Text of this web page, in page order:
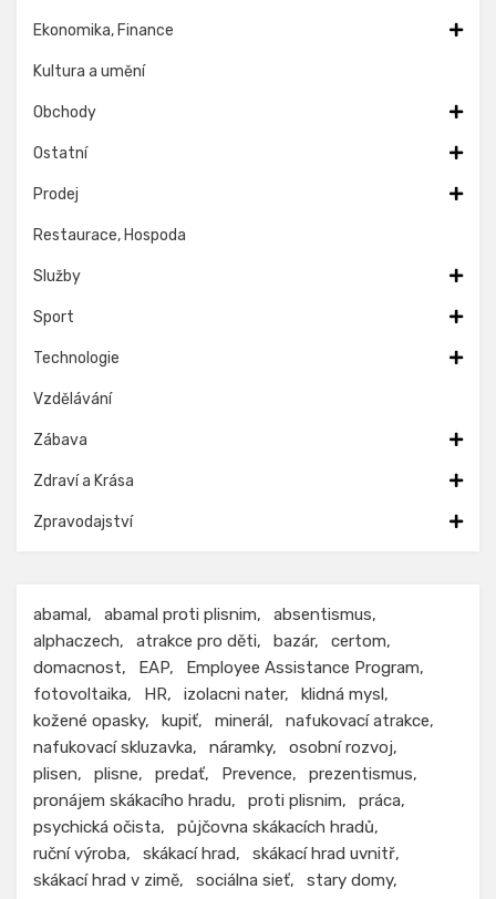
Ekonomika, Finance
Kultura a umění
Obchody
Ostatní
Prodej
Restaurace, Hospoda
Služby
Sport
Technologie
Vzdělávání
Zábava
Zdraví a Krása
Zpravodajství
abamal abamal proti plisnim
absentismus
alphaczech
atrakce pro děti bazár
certom
domacnost
EAP
Employee Assistance Program
fotovoltaika
HR izolacni nater
klidná mysl
kožené opasky
kupiť minerál
nafukovací atrakce
nafukovací skluzavka
náramky
osobní rozvoj
plisen
plisne predať Prevence
prezentismus
pronájem skákacího hradu
proti plisnim
práca
psychická očista
půjčovna skákacích hradů
ruční výroba
skákací hrad
skákací hrad uvnitř
skákací hrad v zimě
sociálna sieť
stary domy